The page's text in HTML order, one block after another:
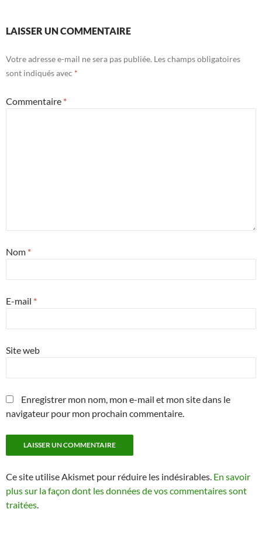
LAISSER UN COMMENTAIRE
Votre adresse e-mail ne sera pas publiée. Les champs obligatoires
sont indiqués avec *
Commentaire *
Nom *
E-mail *
Site web
Enregistrer mon nom, mon e-mail et mon site dans le
navigateur pour mon prochain commentaire.
Ce site utilise Akismet pour réduire les indésirables. En savoir
plus sur la façon dont les données de vos commentaires sont
traitées.